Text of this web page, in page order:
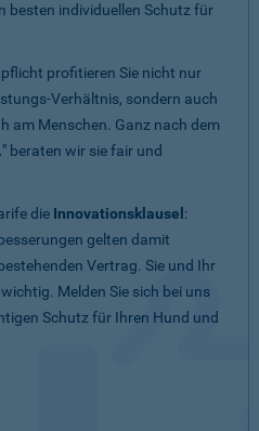
besten individuellen Schutz für
profitieren Sie nicht nur
Verhältnis, sondern auch
am Menschen. Ganz nach dem
" beraten wir sie fair und
die Innovationsklausel :
gelten damit
Vertrag. Sie und Ihr
Melden Sie sich bei uns
Schutz für Ihren Hund und